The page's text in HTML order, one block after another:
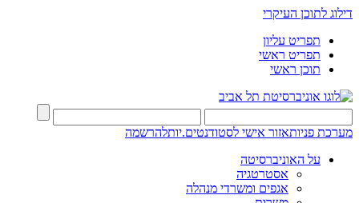
דילוג לתוכן העיקרי
תפריט עליון
תפריט ראשי
תוכן ראשי
מערכת פניותאזור אישי לסטודנטים.יותלהרשמה
על האוניברסיטה
אסטרטגיה
אגפים ומשרדי מנהלה